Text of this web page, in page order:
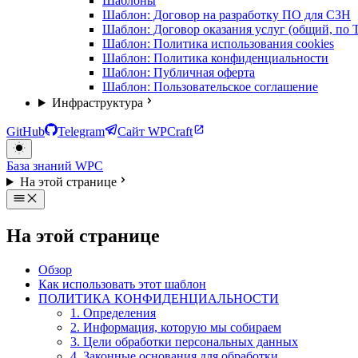
Шаблон: Договор на разработку ПО для СЗН
Шаблон: Договор оказания услуг (общий, по
Шаблон: Политика использования cookies
Шаблон: Политика конфиденциальности
Шаблон: Публичная оферта
Шаблон: Пользовательское соглашение
Инфраструктура
GitHub Telegram Сайт WPCraft
База знаний WPC
На этой странице
На этой странице
Обзор
Как использовать этот шаблон
ПОЛИТИКА КОНФИДЕНЦИАЛЬНОСТИ
1. Определения
2. Информация, которую мы собираем
3. Цели обработки персональных данных